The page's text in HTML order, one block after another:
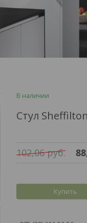
В наличии
Стул
102,06руб.
Купить